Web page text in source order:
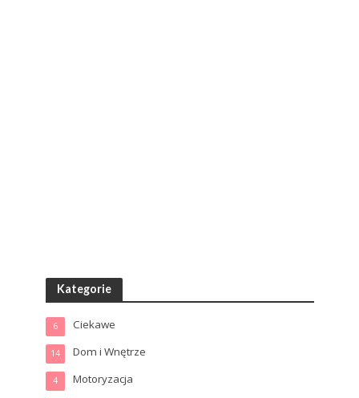
Kategorie
Ciekawe
6
Dom i Wnętrze
14
Motoryzacja
4